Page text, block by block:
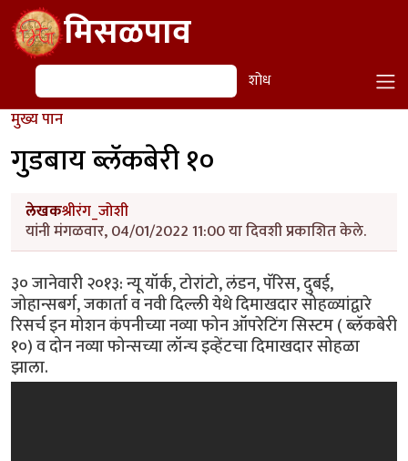
Skip to main contentमिसळपाव
शोध शोध
मुख्य पान
गुडबाय ब्लॅकबेरी १०
लेखकश्रीरंग_जोशी
यांनी मंगळवार, 04/01/2022 11:00 या दिवशी प्रकाशित केले.
३० जानेवारी २०१३: न्यू यॉर्क, टोरांटो, लंडन, पॅरिस, दुबई,
जोहान्सबर्ग, जकार्ता व नवी दिल्ली येथे दिमाखदार सोहळ्यांद्वारे
रिसर्च इन मोशन कंपनीच्या नव्या फोन ऑपरेटिंग सिस्टम ( ब्लॅकबेरी
१०) व दोन नव्या फोन्सच्या लॉन्च इव्हेंटचा दिमाखदार सोहळा
झाला.